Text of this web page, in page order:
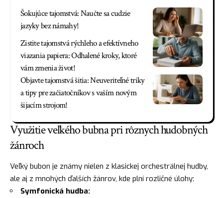
Šokujúce tajomstvá: Naučte sa cudzie
jazyky bez námahy!
Zistite tajomstvá rýchleho a efektívneho
viazania papiera: Odhalené kroky, ktoré
vám zmenia život!
Objavte tajomstvá šitia: Neuveriteľné triky
a tipy pre začiatočníkov s vaším novým
šijacím strojom!
Využitie veľkého bubna pri rôznych hudobných
žánroch
Veľký bubon je známy nielen z klasickej orchestrálnej hudby,
ale aj z mnohých ďalších žánrov, kde plní rozličné úlohy:
Symfonická hudba: